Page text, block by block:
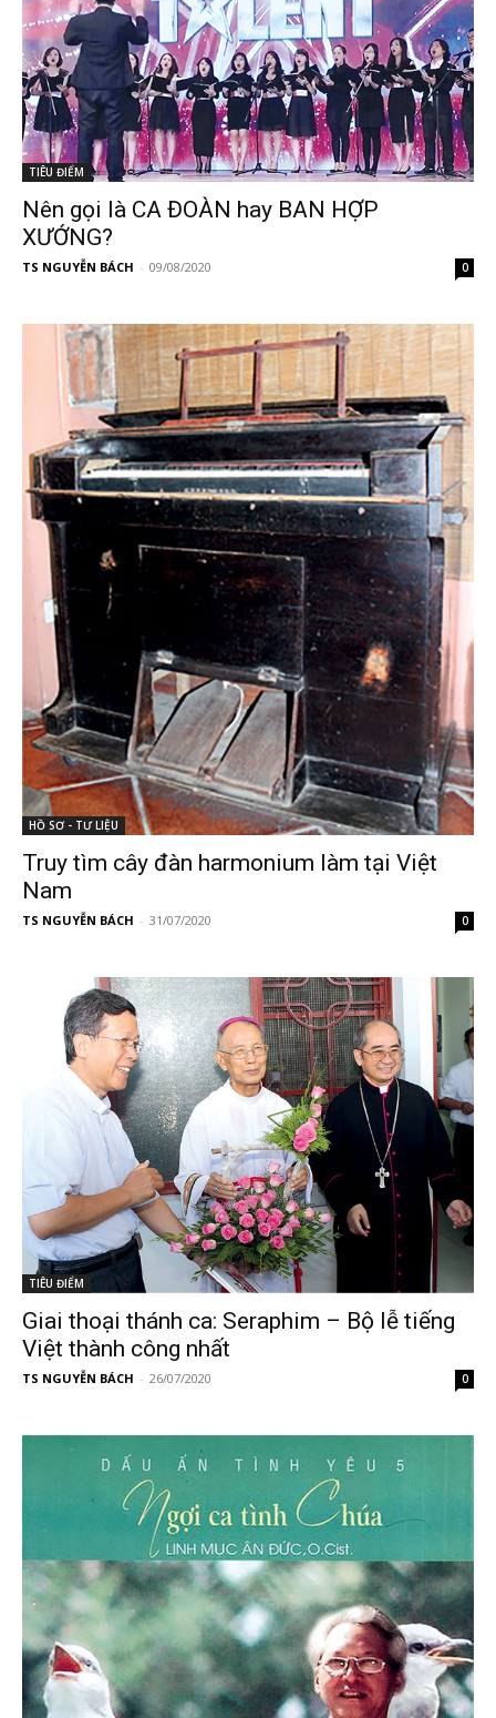
TIÊU ĐIỂM
Nên gọi là CA ĐOÀN hay BAN HỢP
XƯỚNG?
TS NGUYỄN BÁCH - 09/08/2020 0
HỒ SƠ - TƯ LIỆU
Truy tìm cây đàn harmonium làm tại Việt
Nam
TS NGUYỄN BÁCH - 31/07/2020 0
TIÊU ĐIỂM
Giai thoại thánh ca: Seraphim – Bộ lễ tiếng
Việt thành công nhất
TS NGUYỄN BÁCH - 26/07/2020 0